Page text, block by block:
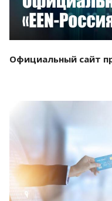
Официальный сайт